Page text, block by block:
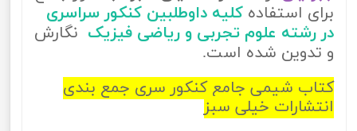
برای استفاده کلیه داوطلبین کنکور سراسری
در رشته علوم تجربی و ریاضی فیزیک نگارش
و تدوین شده است.
کتاب شیمی جامع کنکور سری جمع بندی
انتشارات خیلی سبز